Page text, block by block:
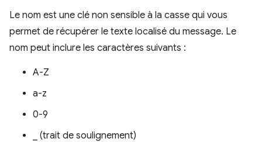
Le nom est une clé non sensible à la casse qui vous
permet de récupérer le texte localisé du message. Le
nom peut inclure les caractères suivants :
A-Z
a-z
0-9
_ (trait de soulignement)